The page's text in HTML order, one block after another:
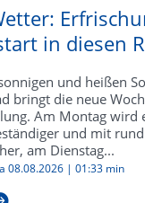
in diesen
und heißen
bringt die neue
Am Montag wird
und mit
am Dienstag...
08.08.2026 | 01:33 min